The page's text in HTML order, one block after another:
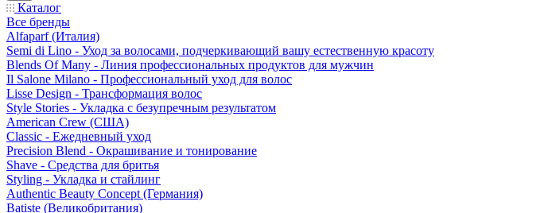
Каталог
Все бренды
Alfaparf (Италия)
Semi di Lino - Уход за волосами, подчеркивающий вашу естественную красоту
Blends Of Many - Линия профессиональных продуктов для мужчин
Il Salone Milano - Профессиональный уход для волос
Lisse Design - Трансформация волос
Style Stories - Укладка с безупречным результатом
American Crew (США)
Classic - Ежедневный уход
Precision Blend - Окрашивание и тонирование
Shave - Средства для бритья
Styling - Укладка и стайлинг
Authentic Beauty Concept (Германия)
Batiste (Великобритания)